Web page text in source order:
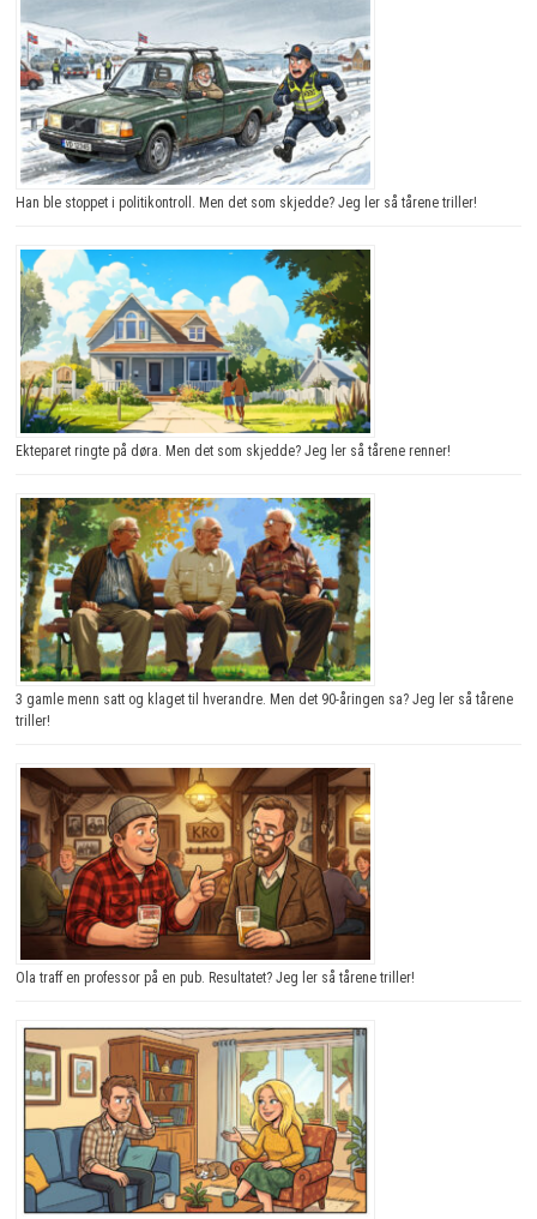
Han ble stoppet i politikontroll. Men det som skjedde? Jeg ler så tårene triller!
Ekteparet ringte på døra. Men det som skjedde? Jeg ler så tårene renner!
3 gamle menn satt og klaget til hverandre. Men det 90-åringen sa? Jeg ler så tårene
triller!
Ola traff en professor på en pub. Resultatet? Jeg ler så tårene triller!